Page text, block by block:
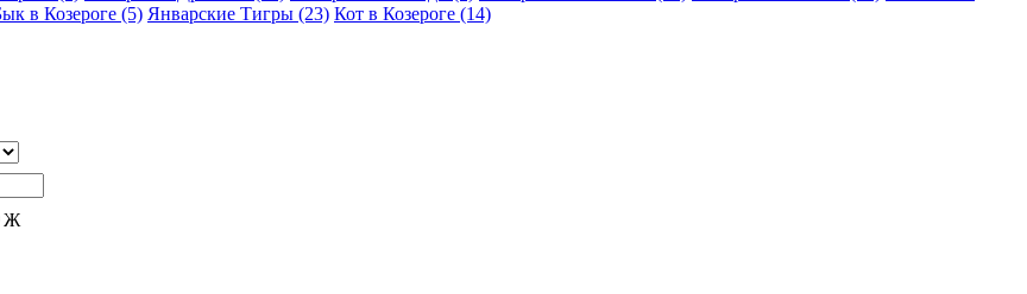
в Козероге (5) Январские Тигры (23) Кот в Козероге (14)
Ж